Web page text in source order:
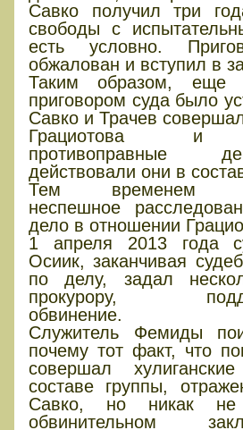
Савко получил три
свободы с
есть условно.
обжалован и вступил в
Таким образом, еще
приговором суда было
Савко и Трачев
Грациотова и
противоправные
действовали они в
Тем временем
неспешное
дело в отношении
1 апреля 2013 года
Осиик, заканчивая
по делу, задал
прокурору,
обвинение.
Служитель Фемиды
почему тот факт, что
совершал
составе группы,
Савко, но никак
обвинительном